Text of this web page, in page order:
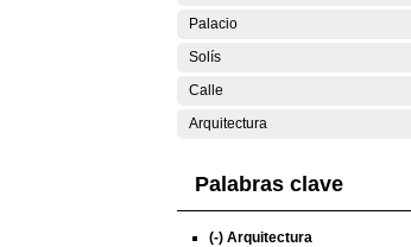
Palacio
Solís
Calle
Arquitectura
Palabras clave
(-) Arquitectura